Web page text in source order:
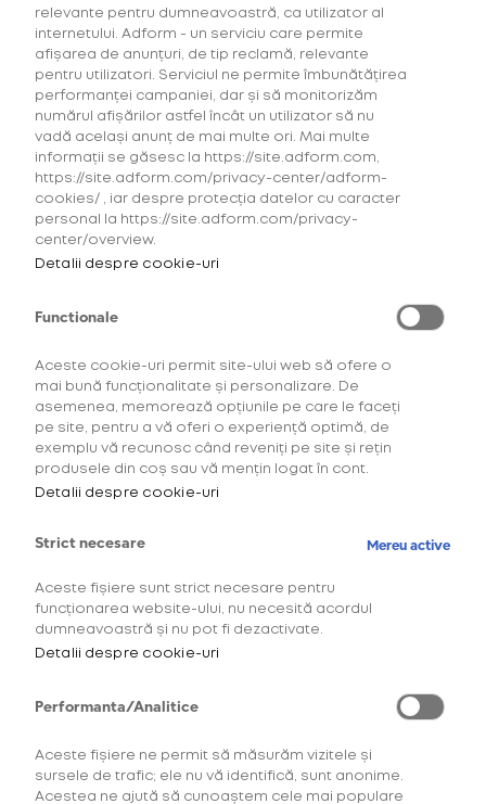
Dunhill for glo™
Hyper Obsidian
Tobacco
21,00 Lei
INTENSITATE TUTUN: 3/5
SELECTEAZĂ CANTITATEA
INTENSITATE TUTUN: 3/5
relevante pentru dumneavoastră, ca utilizator al
internetului. Adform - un serviciu care permite
afișarea de anunțuri, de tip reclamă, relevante
pentru utilizatori. Serviciul ne permite îmbunătățirea
performanței campaniei, dar și să monitorizăm
numărul afișărilor astfel încât un utilizator să nu
vadă același anunț de mai multe ori. Mai multe
informații se găsesc la https://site.adform.com,
https://site.adform.com/privacy-center/adform-
cookies/ , iar despre protecția datelor cu caracter
personal la https://site.adform.com/privacy-
center/overview.
Detalii despre cookie-uri
Functionale
Aceste cookie-uri permit site-ului web să ofere o
mai bună funcționalitate și personalizare. De
asemenea, memorează opțiunile pe care le faceți
pe site, pentru a vă oferi o experiență optimă, de
exemplu vă recunosc când reveniți pe site și rețin
produsele din coș sau vă mențin logat în cont.
Detalii despre cookie-uri
Strict necesare Mereu active
Aceste fișiere sunt strict necesare pentru
funcționarea website-ului, nu necesită acordul
dumneavoastră și nu pot fi dezactivate.
Detalii despre cookie-uri
Performanta/Analitice
Aceste fișiere ne permit să măsurăm vizitele și
sursele de trafic; ele nu vă identifică, sunt anonime.
Acestea ne ajută să cunoaștem cele mai populare